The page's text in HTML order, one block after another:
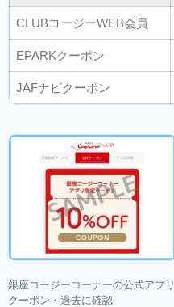
CLUBコージーWEB会員
EPARKクーポン
JAFナビクーポン
銀座コージーコーナーの公式アプリ
クーポン・過去に確認